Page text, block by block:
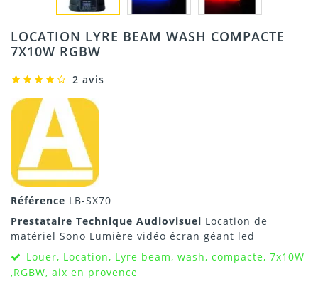
LOCATION LYRE BEAM WASH COMPACTE
7X10W RGBW
2 avis
Référence LB-SX70
Prestataire Technique Audiovisuel Location de
matériel Sono Lumière vidéo écran géant led
Louer, Location, Lyre beam, wash, compacte, 7x10W
,RGBW, aix en provence